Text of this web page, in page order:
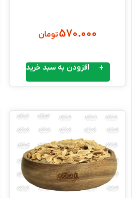
570.000تومان
افزودن به سبد خرید